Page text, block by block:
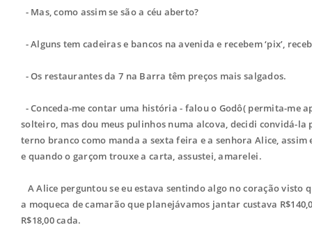
- Mas, como assim se são a céu aberto?
- Alguns tem cadeiras e bancos na avenida e recebem ‘pix’,
- Os restaurantes da 7 na Barra têm preços mais salgados.
- Conceda-me contar uma história - falou o Godô( permita-me
solteiro, mas dou meus pulinhos numa alcova, decidi convidá-
terno branco como manda a sexta feira e a senhora Alice, assim
e quando o garçom trouxe a carta, assustei, amarelei.
A Alice perguntou se eu estava sentindo algo no coração visto
a moqueca de camarão que planejávamos jantar custava
R$18,00 cada.